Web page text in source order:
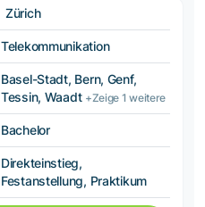
Zürich
Telekommunikation
Basel-Stadt, Bern, Genf,
Tessin, Waadt +Zeige 1 weitere
Bachelor
Direkteinstieg,
Festanstellung, Praktikum